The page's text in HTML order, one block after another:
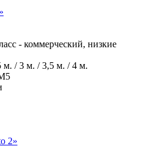
- коммерческий, низкие
м. / 3 м. / 3,5 м. / 4 м.